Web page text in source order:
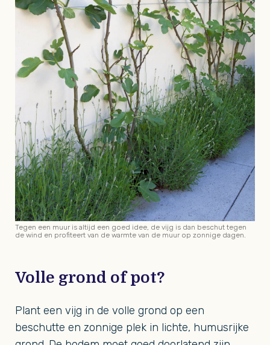
Volle grond of pot?
Plant een vijg in de volle grond op een
beschutte en zonnige plek in lichte, humusrijke
Tegen een muur is altijd een goed idee, de vijg is dan beschut tegen
de wind en profiteert van de warmte van de muur op zonnige dagen.